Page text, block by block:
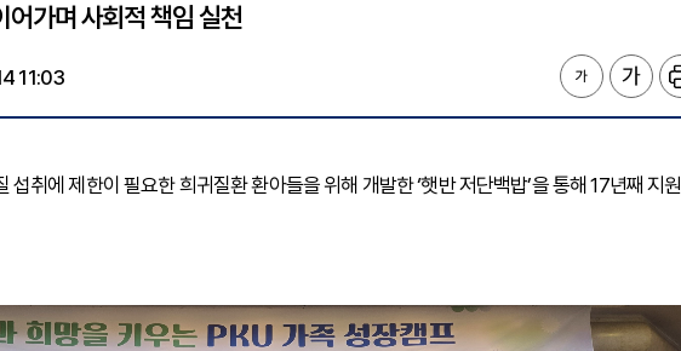
어가며 사회적 책임 실천
11:03
취에 제한이 필요한 희귀질환 환아들을 위해 개발한 ‘햇반 저단백밥’을 통해 17년째 지원